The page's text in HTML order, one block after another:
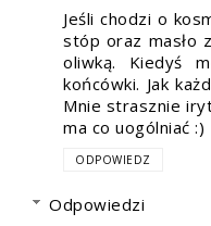
Jeśli chodzi o
stóp oraz masło
oliwką. Kiedyś
końcówki. Jak
Mnie strasznie
ma co uogólniać :)
ODPOWIEDZ
Odpowiedzi